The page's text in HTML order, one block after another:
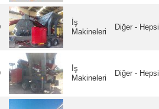
İş
Makineleri
Diğer - Hepsi
İş
Makineleri
Diğer - Hepsi